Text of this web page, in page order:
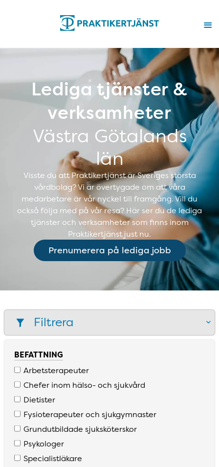
Lediga tjänster &
verksamheter
Västra Götalands
län
Visste du att Praktikertjänst är Sveriges största
vårdbolag? Vi är övertygade om att våra
medarbetare är vår nyckel till framgång. Vill du
också följa med på vår resa? Här ser du de lediga
tjänster och verksamheter som finns inom
Praktikertjänst just nu.
Prenumerera på lediga jobb
Filtrera
BEFATTNING
Arbetsterapeuter
Chefer inom hälso­- och sjukvård
Dietister
Fysioterapeuter och sjukgymnaster
Grundutbildade sjuksköterskor
Psykologer
Specialistläkare